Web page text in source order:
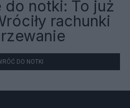
do notki: To już
rachunki
DO NOTKI